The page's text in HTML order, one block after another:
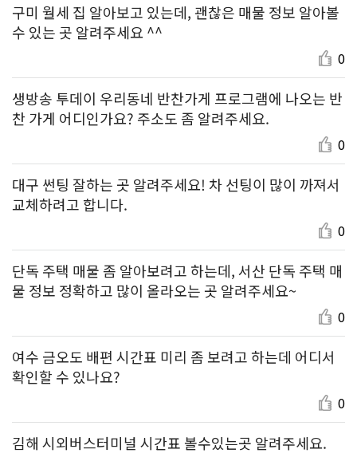
구미 월세 집 알아보고 있는데, 괜찮은 매물 정보 알아볼
수 있는 곳 알려주세요 ^^
0
생방송 투데이 우리동네 반찬가게 프로그램에 나오는 반
찬 가게 어디인가요? 주소도 좀 알려주세요.
0
대구 썬팅 잘하는 곳 알려주세요! 차 선팅이 많이 까져서
교체하려고 합니다.
0
단독 주택 매물 좀 알아보려고 하는데, 서산 단독 주택 매
물 정보 정확하고 많이 올라오는 곳 알려주세요~
0
여수 금오도 배편 시간표 미리 좀 보려고 하는데 어디서
확인할 수 있나요?
0
김해 시외버스터미널 시간표 볼수있는곳 알려주세요.